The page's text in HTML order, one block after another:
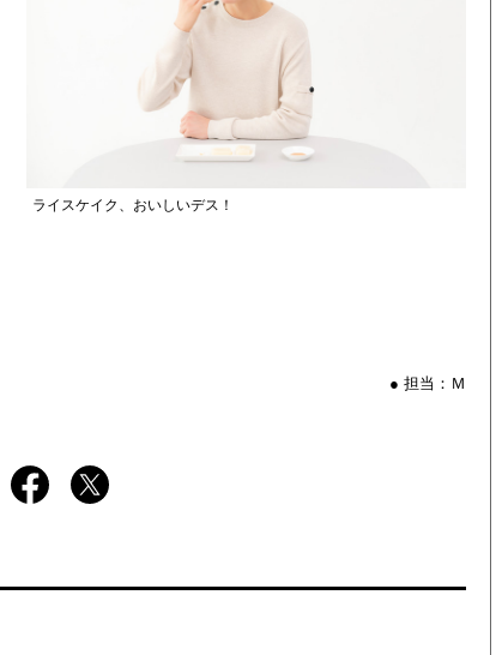
ライスケイク、おいしいデス！
● 担当：Ｍ